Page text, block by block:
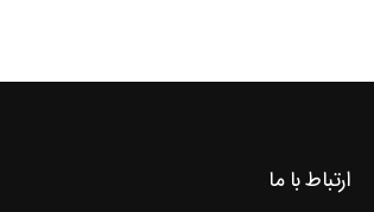
ارتباط با ما